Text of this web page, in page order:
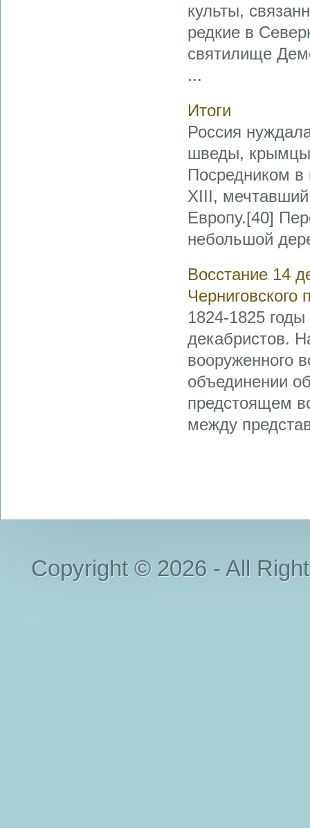
культы,
редкие в
святилище
...
Итоги
Россия
шведы, крымцы
Посредником в
XIII,
Европу.[40]
небольшой
Восстание 14
Черниговского
1824-1825
декабристов.
вооруженного
объединении
предстоящем
между
Copyright © 2026 - All